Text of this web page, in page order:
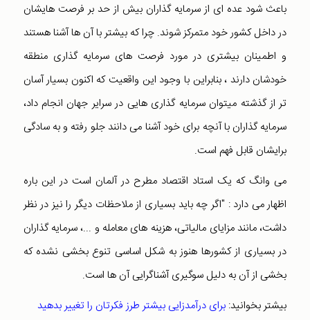
باعث شود عده ای از سرمایه گذاران بیش از حد بر فرصت هایشان
در داخل کشور خود متمرکز شوند. چرا که بیشتر با آن ها آشنا هستند
و اطمینان بیشتری در مورد فرصت های سرمایه گذاری منطقه
خودشان دارند ، بنابراین با وجود این واقعیت که اکنون بسیار آسان
تر از گذشته میتوان سرمایه گذاری هایی در سرایر جهان انجام داد،
سرمایه گذاران با آنچه برای خود آشنا می دانند جلو رفته و به سادگی
برایشان قابل فهم است.
می وانگ که یک استاد اقتصاد مطرح در آلمان است در این باره
اظهار می دارد : "اگر چه باید بسیاری از ملاحظات دیگر را نیز در نظر
داشت، مانند مزایای مالیاتی، هزینه های معامله و ...، سرمایه گذاران
در بسیاری از کشورها هنوز به شکل اساسی تنوع بخشی نشده که
بخشی از آن به دلیل سوگیری آشناگرایی آن ها است.
بیشتر بخوانید: برای درآمدزایی بیشتر طرز فکرتان را تغییر بدهید